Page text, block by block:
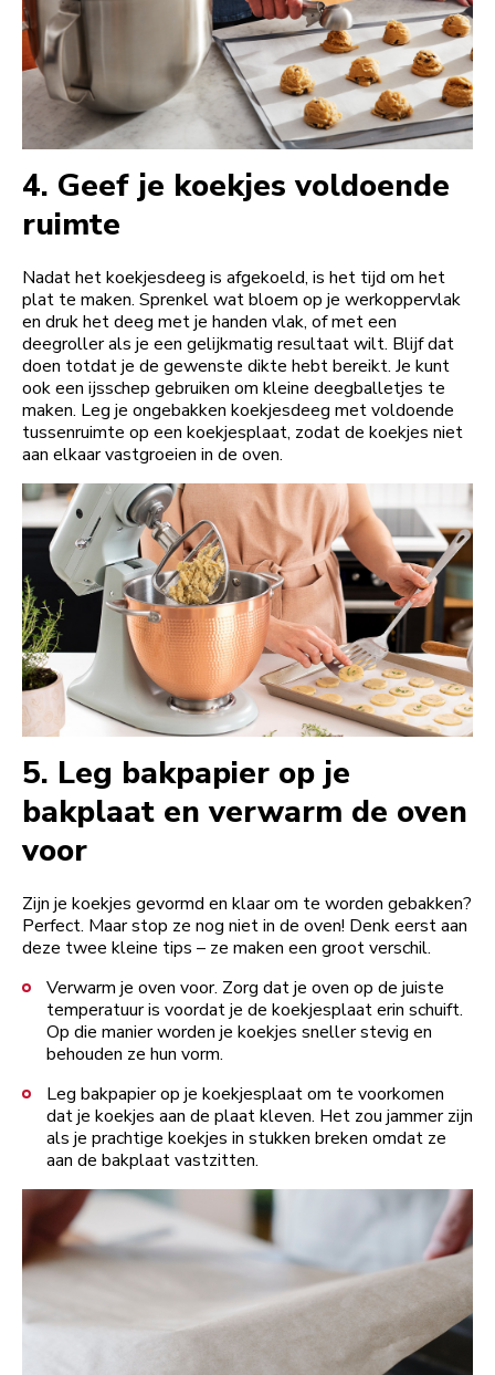
4. Geef je koekjes voldoende
ruimte
Nadat het koekjesdeeg is afgekoeld, is het tijd om het
plat te maken. Sprenkel wat bloem op je werkoppervlak
en druk het deeg met je handen vlak, of met een
deegroller als je een gelijkmatig resultaat wilt. Blijf dat
doen totdat je de gewenste dikte hebt bereikt. Je kunt
ook een ijsschep gebruiken om kleine deegballetjes te
maken. Leg je ongebakken koekjesdeeg met voldoende
tussenruimte op een koekjesplaat, zodat de koekjes niet
aan elkaar vastgroeien in de oven.
5. Leg bakpapier op je
bakplaat en verwarm de oven
voor
Zijn je koekjes gevormd en klaar om te worden gebakken?
Perfect. Maar stop ze nog niet in de oven! Denk eerst aan
deze twee kleine tips – ze maken een groot verschil.
Verwarm je oven voor. Zorg dat je oven op de juiste
temperatuur is voordat je de koekjesplaat erin schuift.
Op die manier worden je koekjes sneller stevig en
behouden ze hun vorm.
Leg bakpapier op je koekjesplaat om te voorkomen
dat je koekjes aan de plaat kleven. Het zou jammer zijn
als je prachtige koekjes in stukken breken omdat ze
aan de bakplaat vastzitten.